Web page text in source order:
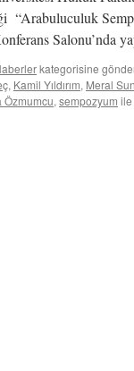
“Arabuluculuk
Salonu’nda
kategorisine
, Kamil Yıldırım, Meral
Özmumcu, sempozyum ile